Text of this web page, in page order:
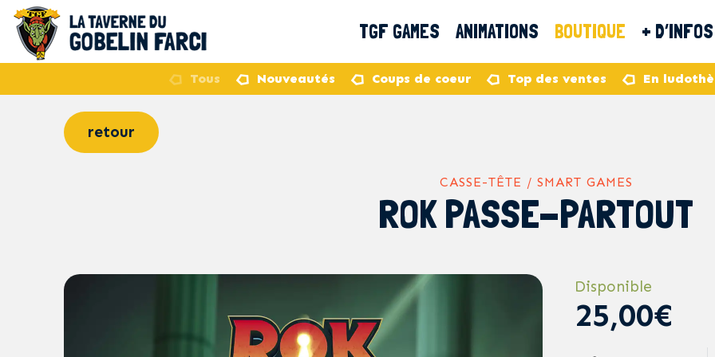
TGF GAMES ANIMATIONS BOUTIQUE + D’INFOS
Tous Nouveautés Coups de coeur Top des ventes En
retour
CASSE-TÊTE / SMART GAMES
ROK PASSE-PARTOUT
Disponible
25,00€